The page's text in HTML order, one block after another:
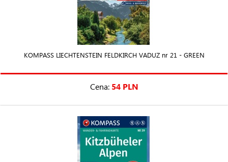
KOMPASS LIECHTENSTEIN FELDKIRCH VADUZ nr 21 - GREEN
Cena: 54 PLN